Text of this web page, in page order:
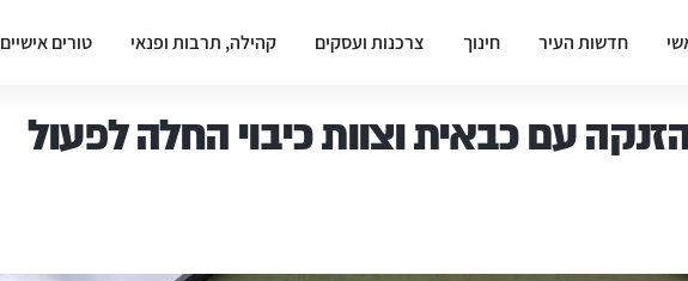
חדשות העיר חינוך צרכנות ועסקים קהילה, תרבות ופנאי טורים אישיים
הזנקה עם כבאית וצוות כיבוי החלה לפעול